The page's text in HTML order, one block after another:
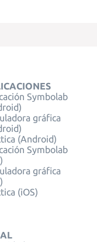
Symbolab
gráfica
(Android)
Symbolab
gráfica
(iOS)